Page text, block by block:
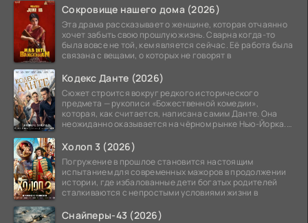
Сокровище нашего дома (2026)
Эта драма рассказывает о женщине, которая отчаянно
хочет забыть свою прошлую жизнь. Сварна когда-то
была вовсе не той, кем является сейчас. Её работа была
связана с вещами, о которых не говорят в
Кодекс Данте (2026)
Сюжет строится вокруг редкого исторического
предмета — рукописи «Божественной комедии»,
которая, как считается, написана самим Данте. Она
неожиданно оказывается на чёрном рынке Нью-Йорка.
Холоп 3 (2026)
Погружение в прошлое становится настоящим
испытанием для современных мажоров в продолжении
истории, где избалованные дети богатых родителей
сталкиваются с непростыми условиями жизни в
Снайперы-43 (2026)